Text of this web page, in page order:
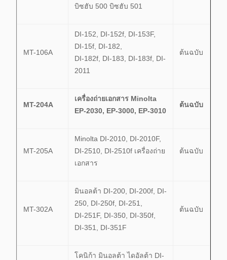
บิซฮับ 500 บิซฮับ 501
MT-106A
DI-152, DI-152f, DI-153F,
DI-15f, DI-182,
DI-182f, DI-183, DI-183f, DI-
2011
ต้นฉบับ
MT-204A
เครื่องถ่ายเอกสาร Minolta
EP-2030, EP-3000, EP-3010
ต้นฉบับ
MT-205A
Minolta DI-2010, DI-2010F,
DI-2510, DI-2510f เครื่องถ่าย
เอกสาร
ต้นฉบับ
MT-302A
มินอลต้า DI-200, DI-200f, DI-
250, DI-250f, DI-251,
DI-251F, DI-350, DI-350f,
DI-351, DI-351F
ต้นฉบับ
โคนิก้า มินอลต้า ไดอัลต้า DI-